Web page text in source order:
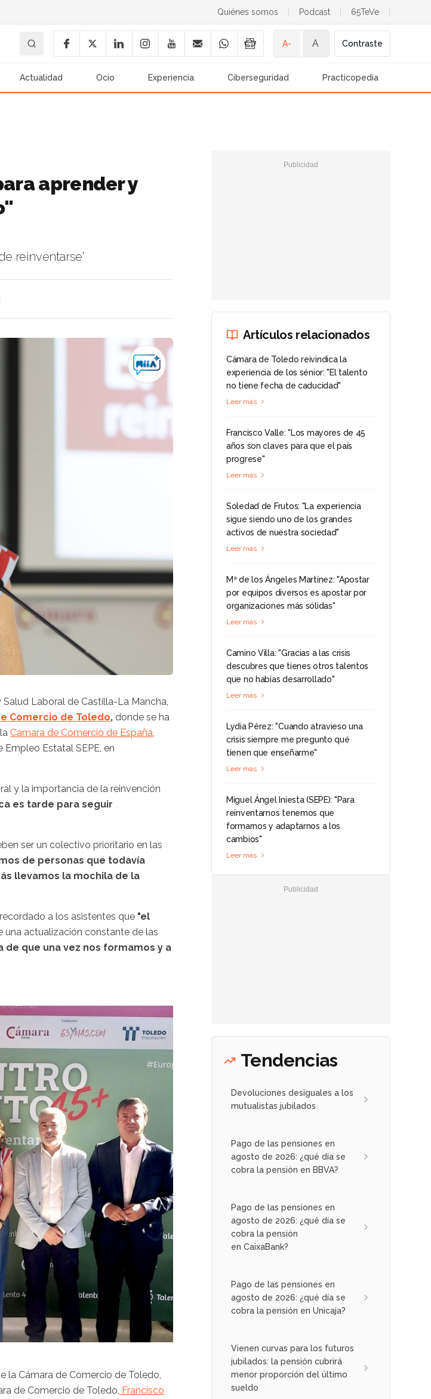
Quiénes somos Podcast 65TeVe
A- A Contraste
Actualidad Ocio Experiencia Ciberseguridad Practicopedia
aprender y
reinventarse'
Laboral de Castilla-La Mancha,
Comercio de Toledo, donde se ha
Cámara de Comercio de España
Estatal SEPE, en
y la importancia de la reinvención
es tarde para seguir
ser un colectivo prioritario en las
de personas que todavía
llevamos la mochila de la
a los asistentes que "el
una actualización constante de las
que una vez nos formamos y a
la Cámara de Comercio de Toledo,
de Comercio de Toledo, Francisco
Artículos relacionados
Cámara de Toledo reivindica la
experiencia de los sénior: "El talento
no tiene fecha de caducidad"
Leer más
Francisco Valle: "Los mayores de 45
años son claves para que el país
progrese"
Leer más
Soledad de Frutos: "La experiencia
sigue siendo uno de los grandes
activos de nuestra sociedad"
Leer más
Mª de los Ángeles Martínez: "Apostar
por equipos diversos es apostar por
organizaciones más sólidas"
Leer más
Camino Villa: "Gracias a las crisis
descubres que tienes otros talentos
que no habías desarrollado"
Leer más
Lydia Pérez: "Cuando atravieso una
crisis siempre me pregunto qué
tienen que enseñarme"
Leer más
Miguel Ángel Iniesta (SEPE): "Para
reinventarnos tenemos que
formarnos y adaptarnos a los
cambios"
Leer más
Tendencias
Devoluciones desiguales a los
mutualistas jubilados
Pago de las pensiones en
agosto de 2026: ¿qué día se
cobra la pensión en BBVA?
Pago de las pensiones en
agosto de 2026: ¿qué día se
cobra la pensión
en CaixaBank?
Pago de las pensiones en
agosto de 2026: ¿qué día se
cobra la pensión en Unicaja?
Vienen curvas para los futuros
jubilados: la pensión cubrirá
menor proporción del último
sueldo